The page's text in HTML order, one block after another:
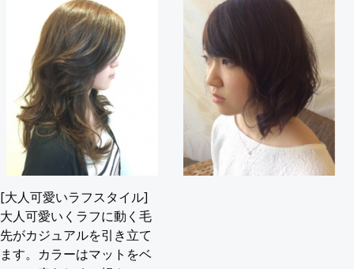
[大人可愛いラフスタイル]
大人可愛いくラフに動く毛
先がカジュアルを引き立て
ます。カラーはマットをベ